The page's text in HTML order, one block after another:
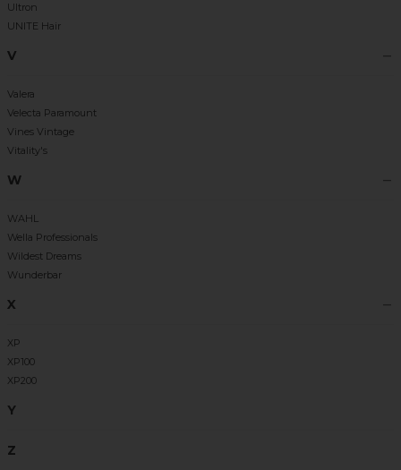
Ultron
UNITE Hair
V
Valera
Velecta Paramount
Vines Vintage
Vitality's
W
WAHL
Wella Professionals
Wildest Dreams
Wunderbar
X
XP
XP100
XP200
Y
Z